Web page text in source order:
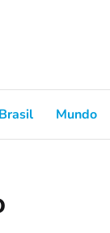
Brasil Mundo